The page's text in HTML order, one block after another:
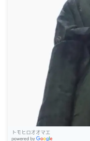
トモヒロオオマエ